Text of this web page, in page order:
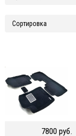
7800 руб.